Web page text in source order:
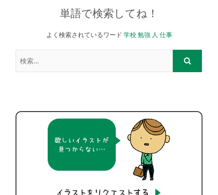
単語で検索してね！
よく検索されているワード 学校 勉強 人 仕事